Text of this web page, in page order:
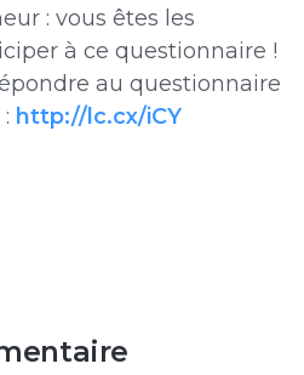
: vous êtes les
à ce questionnaire !
au questionnaire
: http://lc.cx/iCY